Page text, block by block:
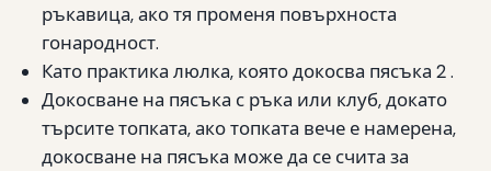
ръкавица, ако тя променя повърхноста
гонародност.
Като практика люлка, която докосва пясъка 2 .
Докосване на пясъка с ръка или клуб, докато
търсите топката, ако топката вече е намерена,
докосване на пясъка може да се счита за